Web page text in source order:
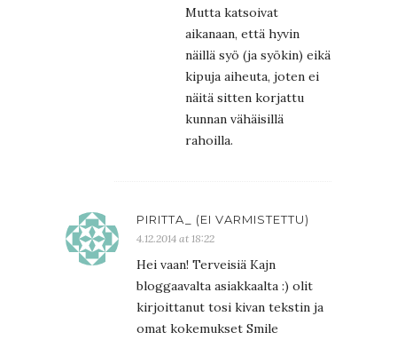
Mutta katsoivat
aikanaan, että hyvin
näillä syö (ja syökin) eikä
kipuja aiheuta, joten ei
näitä sitten korjattu
kunnan vähäisillä
rahoilla.
PIRITTA_ (EI VARMISTETTU)
4.12.2014 at 18:22
Hei vaan! Terveisiä Kajn
bloggaavalta asiakkaalta :) olit
kirjoittanut tosi kivan tekstin ja
omat kokemukset Smile